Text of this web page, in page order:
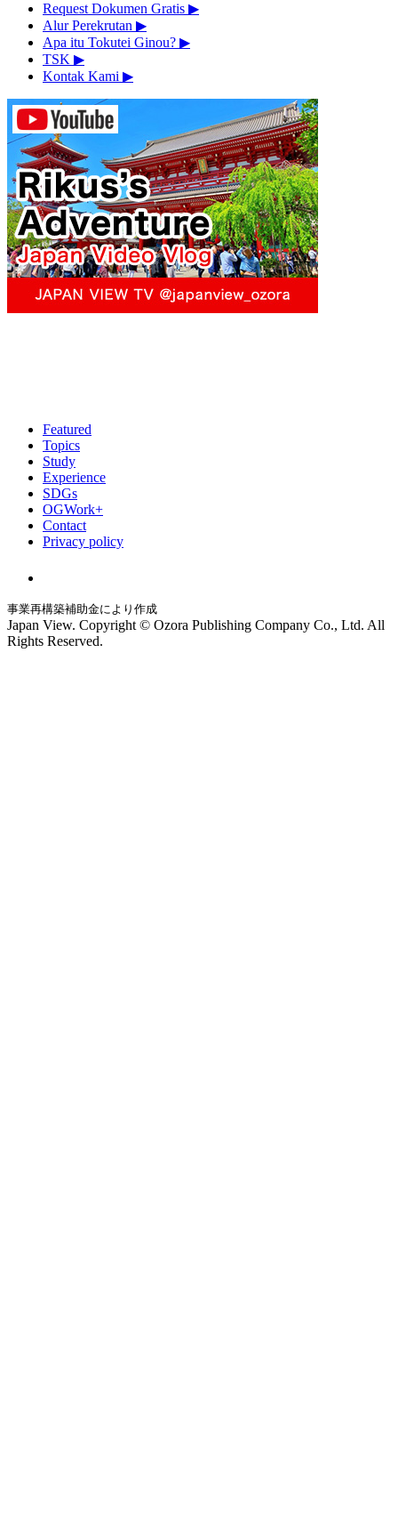
Request Dokumen Gratis ▶︎
Alur Perekrutan ▶︎
Apa itu Tokutei Ginou? ▶︎
TSK ▶︎
Kontak Kami ▶︎
Featured
Topics
Study
Experience
SDGs
OGWork+
Contact
Privacy policy
事業再構築補助金により作成
Japan View. Copyright © Ozora Publishing Company Co., Ltd. All
Rights Reserved.